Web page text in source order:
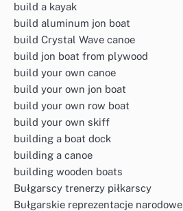
build a kayak
build aluminum jon boat
build Crystal Wave canoe
build jon boat from plywood
build your own canoe
build your own jon boat
build your own row boat
build your own skiff
building a boat dock
building a canoe
building wooden boats
Bułgarscy trenerzy piłkarscy
Bułgarskie reprezentacje narodowe